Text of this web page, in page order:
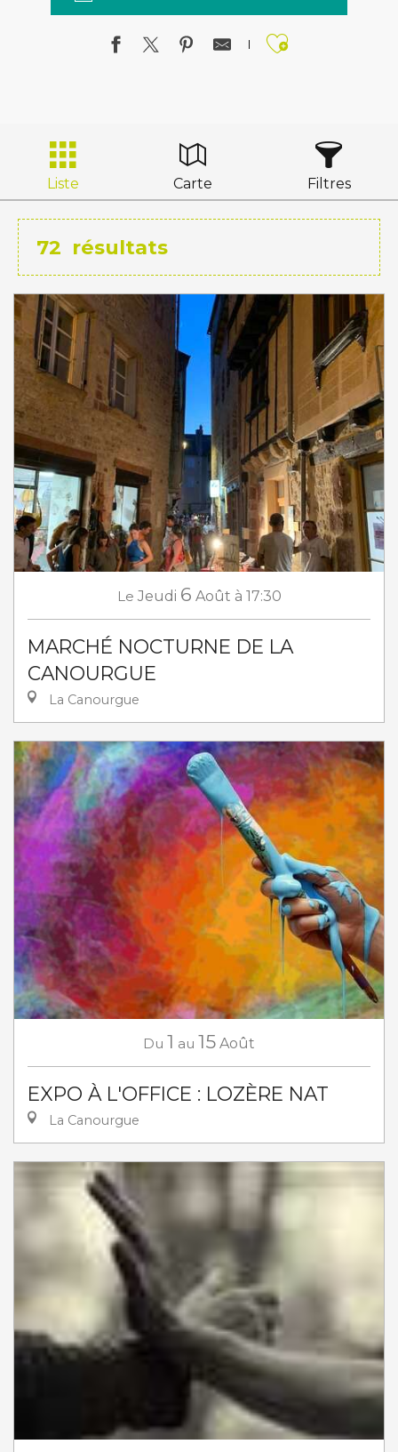
Ajouter
Liste Carte Filtres
72 résultats
Le Jeudi 6 Août à 17:30
MARCHÉ NOCTURNE DE LA
CANOURGUE
La Canourgue
Du 1 au 15 Août
EXPO À L'OFFICE : LOZÈRE NAT
La Canourgue